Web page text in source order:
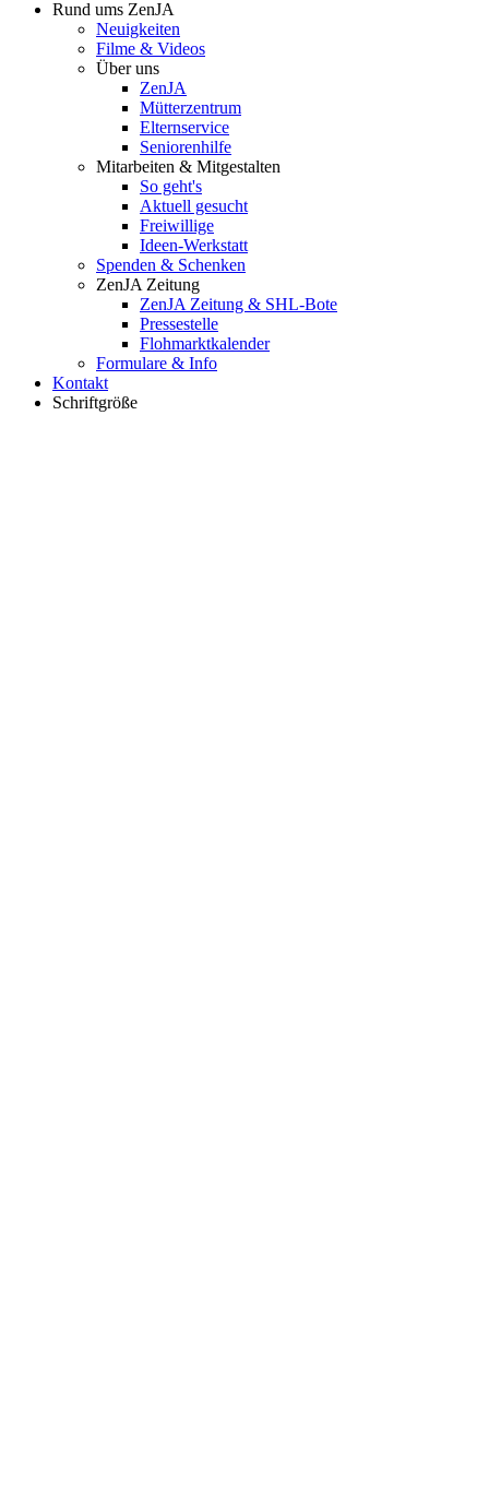
Rund ums ZenJA
Neuigkeiten
Filme & Videos
Über uns
ZenJA
Mütterzentrum
Elternservice
Seniorenhilfe
Mitarbeiten & Mitgestalten
So geht's
Aktuell gesucht
Freiwillige
Ideen-Werkstatt
Spenden & Schenken
ZenJA Zeitung
ZenJA Zeitung & SHL-Bote
Pressestelle
Flohmarktkalender
Formulare & Info
Kontakt
Schriftgröße